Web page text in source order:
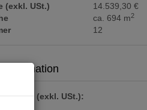
(exkl. USt.)
14.539,30 €
ca. 694 m2
12
(exkl. USt.):